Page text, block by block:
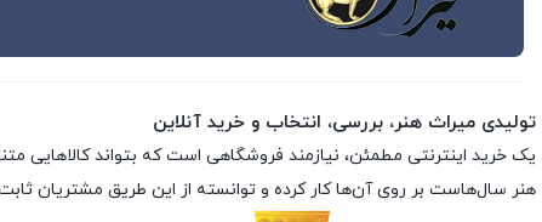
تولیدی میراث هنر، بررسی، انتخاب و خرید آنلاین
یک خرید اینترنتی مطمئن، نیازمند فروشگاهی است که بتواند کالاهایی
هنر سال‌هاست بر روی آن‌ها کار کرده و توانسته از این طریق مشتریان